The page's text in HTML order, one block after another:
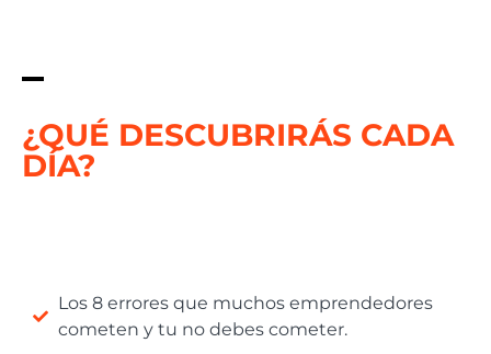
¿QUÉ DESCUBRIRÁS CADA
DÍA?
Los 8 errores que muchos emprendedores
cometen y tu no debes cometer.